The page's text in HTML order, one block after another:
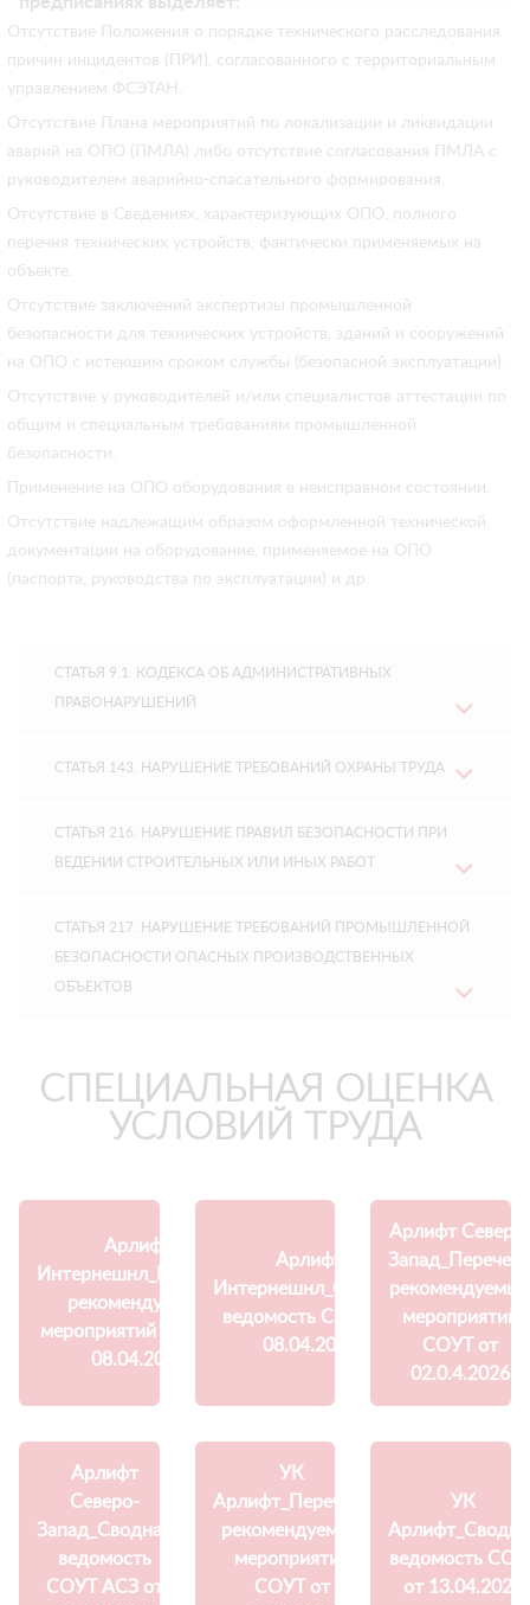
Отсутствие Положения о порядке технического расследования
причин инцидентов (ПРИ), согласованного с территориальным
управлением ФСЭТАН.
Отсутствие Плана мероприятий по локализации и ликвидации
аварий на ОПО (ПМЛА) либо отсутствие согласования ПМЛА с
руководителем аварийно-спасательного формирования.
Отсутствие в Сведениях, характеризующих ОПО, полного
перечня технических устройств, фактически применяемых на
объекте.
Отсутствие заключений экспертизы промышленной
безопасности для технических устройств, зданий и сооружений
на ОПО с истекшим сроком службы (безопасной эксплуатации).
Отсутствие у руководителей и/или специалистов аттестации по
общим и специальным требованиям промышленной
безопасности.
Применение на ОПО оборудования в неисправном состоянии.
Отсутствие надлежащим образом оформленной технической
документации на оборудование, применяемое на ОПО
(паспорта, руководства по эксплуатации) и др.
СТАТЬЯ 9.1. КОДЕКСА ОБ АДМИНИСТРАТИВНЫХ
ПРАВОНАРУШЕНИЙ
СТАТЬЯ 143. НАРУШЕНИЕ ТРЕБОВАНИЙ ОХРАНЫ ТРУДА
СТАТЬЯ 216. НАРУШЕНИЕ ПРАВИЛ БЕЗОПАСНОСТИ ПРИ
ВЕДЕНИИ СТРОИТЕЛЬНЫХ ИЛИ ИНЫХ РАБОТ
СТАТЬЯ 217. НАРУШЕНИЕ ТРЕБОВАНИЙ ПРОМЫШЛЕННОЙ
БЕЗОПАСНОСТИ ОПАСНЫХ ПРОИЗВОДСТВЕННЫХ
ОБЪЕКТОВ
СПЕЦИАЛЬНАЯ ОЦЕНКА
УСЛОВИЙ ТРУДА
Арлифт
Интернешнл_Перечень
рекомендуемых
мероприятий СОУТ от
08.04.2026
Арлифт
Интернешнл_Сводная
ведомость СОУТ от
08.04.2026
Арлифт Северо-
рекомендуемых
мероприятий
СОУТ от
02.0.4.2026
Арлифт
Северо-
Запад_Сводная
ведомость
СОУТ АСЗ от
УК
Арлифт_Перечень
рекомендуемых
мероприятий
СОУТ от
УК
ведомость
от 13.04.2026